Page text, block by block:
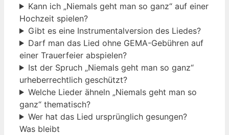
Kann ich „Niemals geht man so ganz“ auf einer
Hochzeit spielen?
Gibt es eine Instrumentalversion des Liedes?
Darf man das Lied ohne GEMA-Gebühren auf
einer Trauerfeier abspielen?
Ist der Spruch „Niemals geht man so ganz“
urheberrechtlich geschützt?
Welche Lieder ähneln „Niemals geht man so
ganz“ thematisch?
Wer hat das Lied ursprünglich gesungen?
Was bleibt